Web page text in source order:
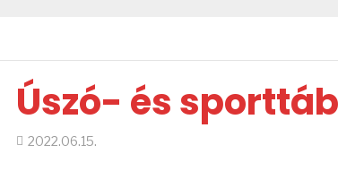
Úszó- és
2022.06.15.